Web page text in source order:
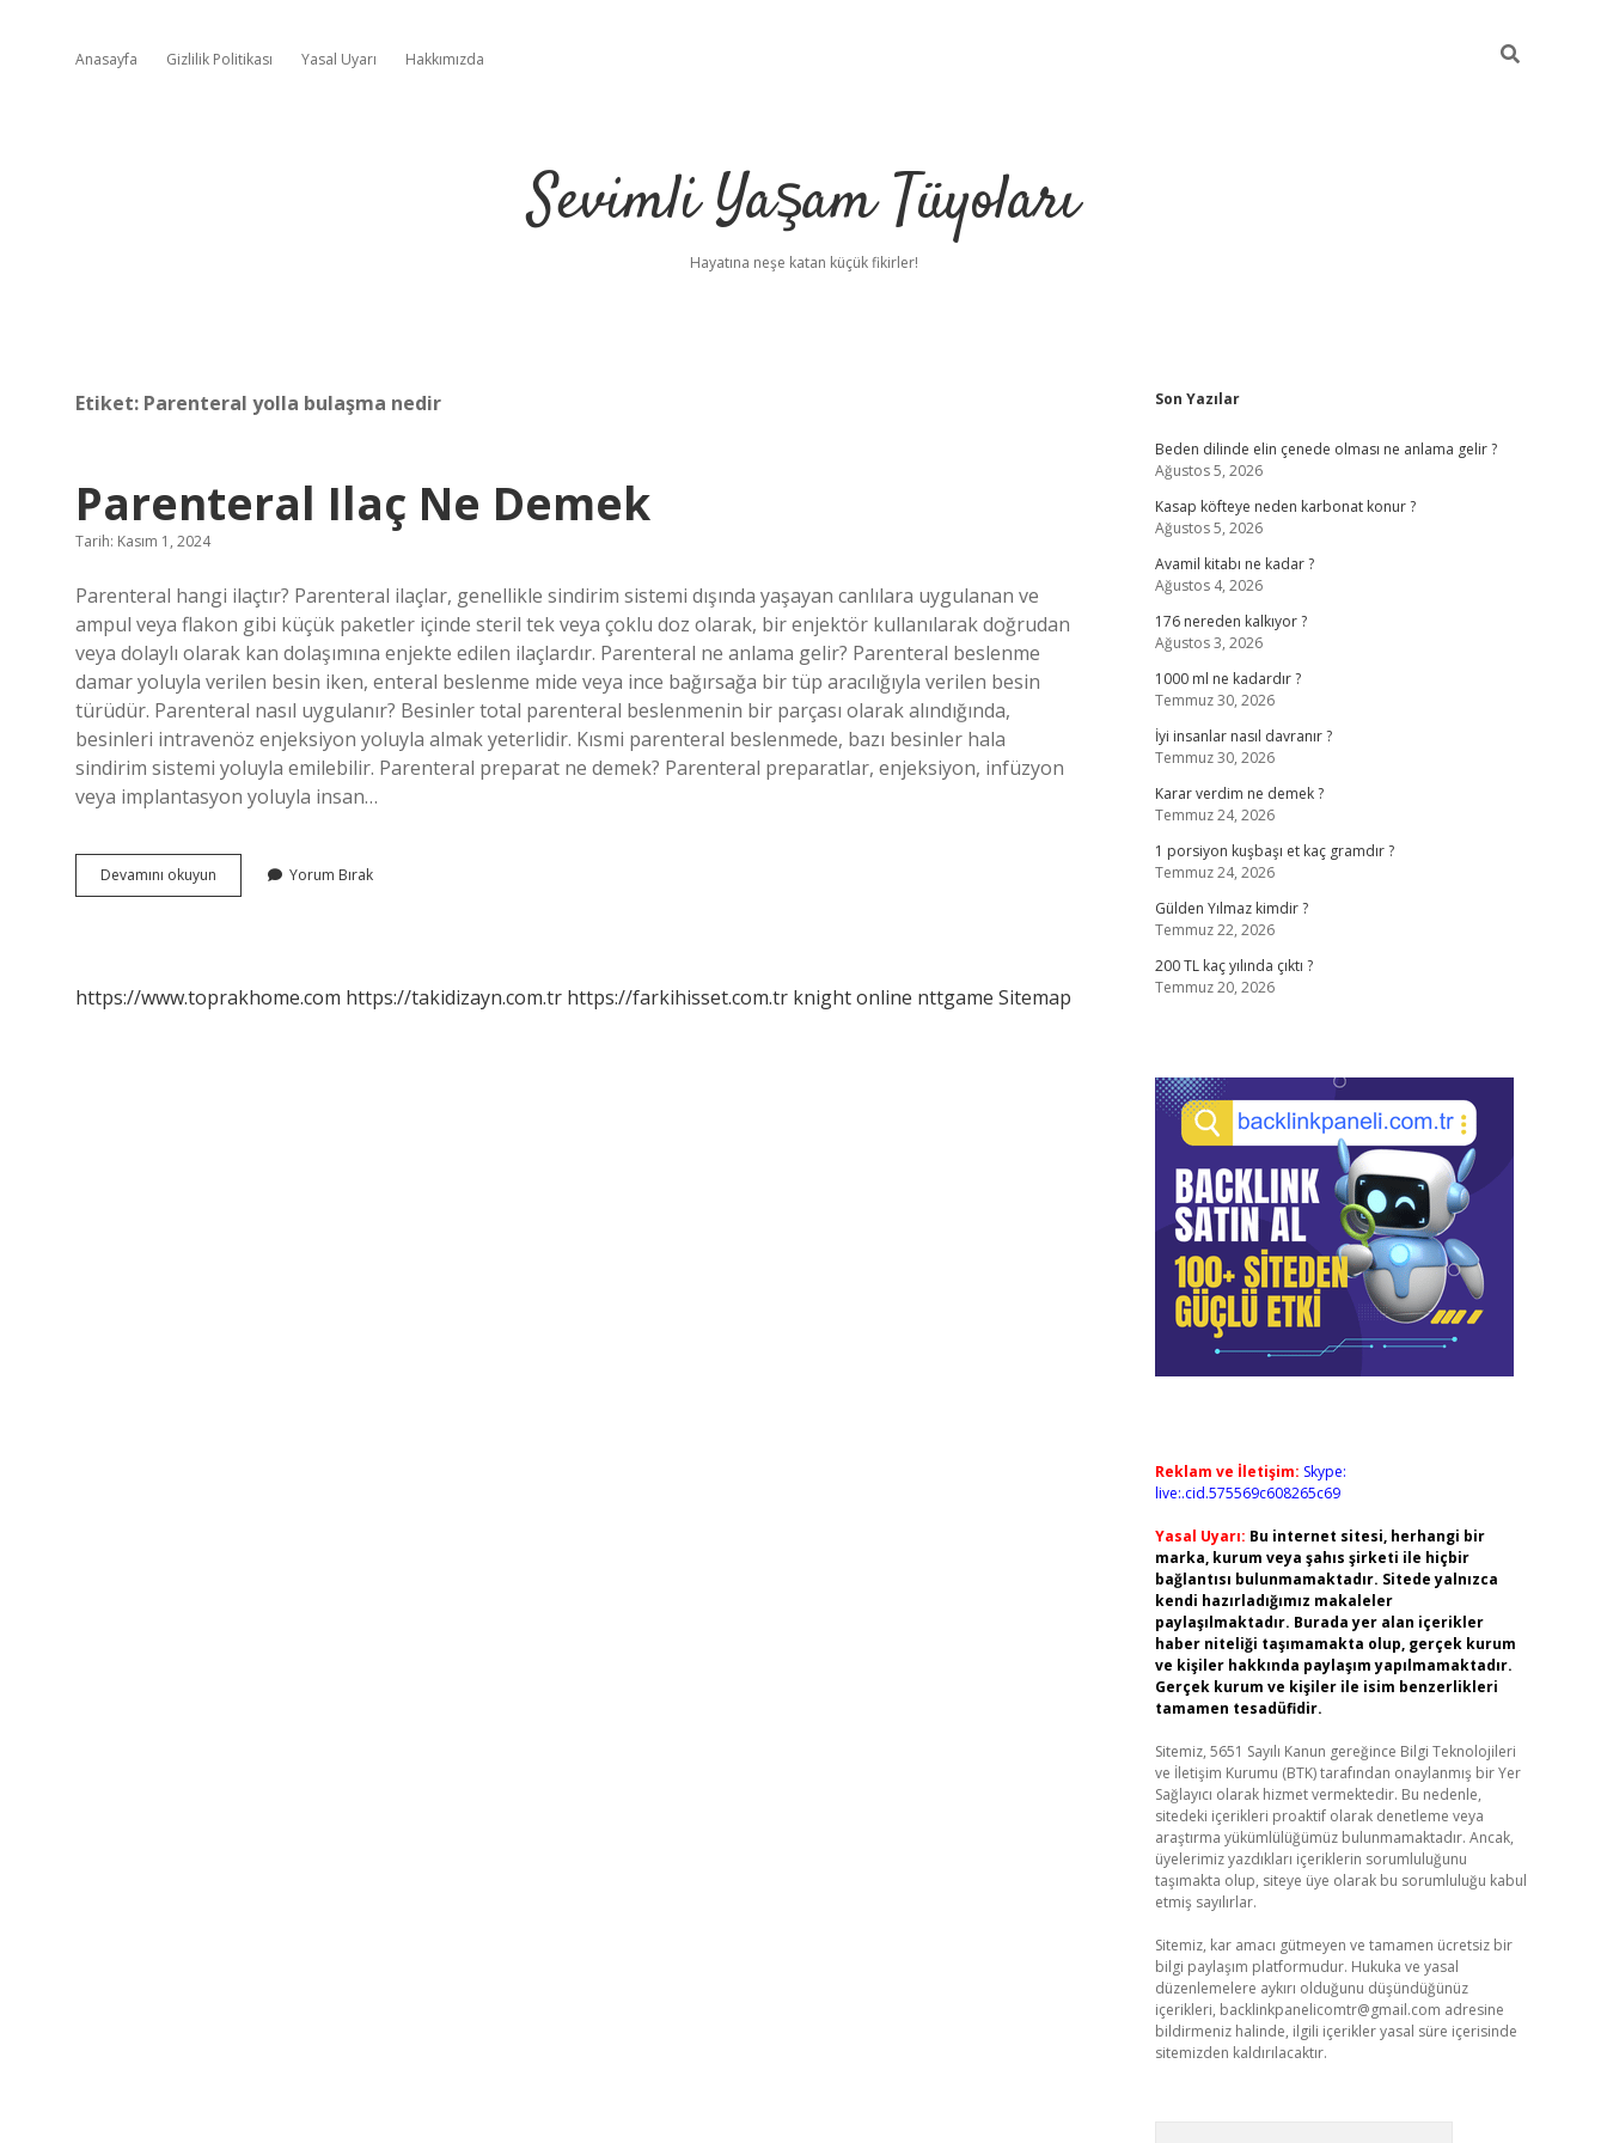
Anasayfa Gizlilik Politikası Yasal Uyarı Hakkımızda
Sevimli Yaşam Tüyoları
Hayatına neşe katan küçük fikirler!
Etiket: Parenteral yolla bulaşma nedir
Parenteral Ilaç Ne Demek
Tarih: Kasım 1, 2024
Parenteral hangi ilaçtır? Parenteral ilaçlar, genellikle sindirim sistemi dışında yaşayan canlılara uygulanan ve
ampul veya flakon gibi küçük paketler içinde steril tek veya çoklu doz olarak, bir enjektör kullanılarak doğrudan
veya dolaylı olarak kan dolaşımına enjekte edilen ilaçlardır. Parenteral ne anlama gelir? Parenteral beslenme
damar yoluyla verilen besin iken, enteral beslenme mide veya ince bağırsağa bir tüp aracılığıyla verilen besin
türüdür. Parenteral nasıl uygulanır? Besinler total parenteral beslenmenin bir parçası olarak alındığında,
besinleri intravenöz enjeksiyon yoluyla almak yeterlidir. Kısmi parenteral beslenmede, bazı besinler hala
sindirim sistemi yoluyla emilebilir. Parenteral preparat ne demek? Parenteral preparatlar, enjeksiyon, infüzyon
veya implantasyon yoluyla insan…
Devamını okuyun Parenteral
Ilaç
Yorum Bırak
https://www.toprakhome.com https://takidizayn.com.tr https://farkihisset.com.tr knight online nttgame Sitemap
Sidebar
Son Yazılar
Beden dilinde elin çenede olması ne anlama gelir ?
Ağustos 5, 2026
Kasap köfteye neden karbonat konur ?
Ağustos 5, 2026
Avamil kitabı ne kadar ?
Ağustos 4, 2026
176 nereden kalkıyor ?
Ağustos 3, 2026
1000 ml ne kadardır ?
Temmuz 30, 2026
İyi insanlar nasıl davranır ?
Temmuz 30, 2026
Karar verdim ne demek ?
Temmuz 24, 2026
1 porsiyon kuşbaşı et kaç gramdır ?
Temmuz 24, 2026
Gülden Yılmaz kimdir ?
Temmuz 22, 2026
200 TL kaç yılında çıktı ?
Temmuz 20, 2026
Reklam ve İletişim: Skype:
live:.cid.575569c608265c69
Yasal Uyarı: Bu internet sitesi, herhangi bir
marka, kurum veya şahıs şirketi ile hiçbir
bağlantısı bulunmamaktadır. Sitede yalnızca
kendi hazırladığımız makaleler
paylaşılmaktadır. Burada yer alan içerikler
haber niteliği taşımamakta olup, gerçek kurum
ve kişiler hakkında paylaşım yapılmamaktadır.
Gerçek kurum ve kişiler ile isim benzerlikleri
tamamen tesadüfidir.
Sitemiz, 5651 Sayılı Kanun gereğince Bilgi Teknolojileri
ve İletişim Kurumu (BTK) tarafından onaylanmış bir Yer
Sağlayıcı olarak hizmet vermektedir. Bu nedenle,
sitedeki içerikleri proaktif olarak denetleme veya
araştırma yükümlülüğümüz bulunmamaktadır. Ancak,
üyelerimiz yazdıkları içeriklerin sorumluluğunu
taşımakta olup, siteye üye olarak bu sorumluluğu kabul
etmiş sayılırlar.
Sitemiz, kar amacı gütmeyen ve tamamen ücretsiz bir
bilgi paylaşım platformudur. Hukuka ve yasal
düzenlemelere aykırı olduğunu düşündüğünüz
içerikleri, backlinkpanelicomtr@gmail.com adresine
bildirmeniz halinde, ilgili içerikler yasal süre içerisinde
sitemizden kaldırılacaktır.